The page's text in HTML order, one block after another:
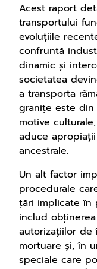
Acest raport
transportului
evoluțiile
confruntă
dinamic și
societatea
a transporta
granițe este
motive
aduce
ancestrale.
Un alt factor
procedurale
țări implicate în
includ
autorizațiilor de
mortuare și, în
speciale care